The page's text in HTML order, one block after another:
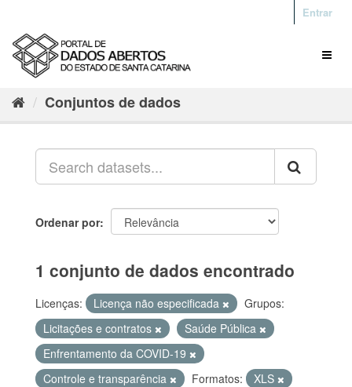
Entrar
Conjuntos de dados
Ordenar por
1 conjunto de dados encontrado
Licenças: Licença não especificada
Grupos:
Licitações e contratos
Saúde Pública
Enfrentamento da COVID-19
Controle e transparência
Formatos:
XLS